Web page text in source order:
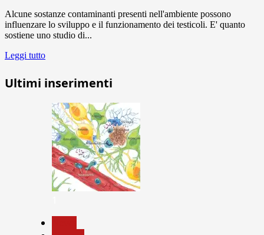
Alcune sostanze contaminanti presenti nell'ambiente possono
influenzare lo sviluppo e il funzionamento dei testicoli. E' quanto
sostiene uno studio di...
Leggi tutto
Ultimi inserimenti